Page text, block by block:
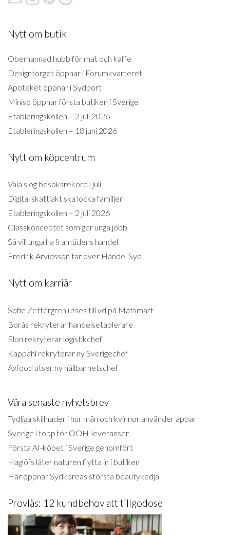
Nytt om butik
Obemannad hubb för mat och kaffe
Designtorget öppnar i Forumkvarteret
Apoteket öppnar i Sydport
Miniso öppnar första butiken i Sverige
Etableringskollen – 2 juli 2026
Etableringskollen – 18 juni 2026
Nytt om köpcentrum
Väla slog besöksrekord i juli
Digital skattjakt ska locka familjer
Etableringskollen – 2 juli 2026
Glasskonceptet som ger unga jobb
Så vill unga ha framtidens handel
Fredrik Arvidsson tar över Handel Syd
Nytt om karriär
Sofie Zettergren utses till vd på Matsmart
Borås rekryterar handelsetablerare
Elon rekryterar logistikchef
Kappahl rekryterar ny Sverigechef
Axfood utser ny hållbarhetschef
Våra senaste nyhetsbrev
Tydliga skillnader i hur män och kvinnor använder appar
Sverige i topp för OOH-leveranser
Första AI-köpet i Sverige genomfört
Haglöfs låter naturen flytta in i butiken
Här öppnar Sydkoreas största beautykedja
Provläs: 12 kundbehov att tillgodose